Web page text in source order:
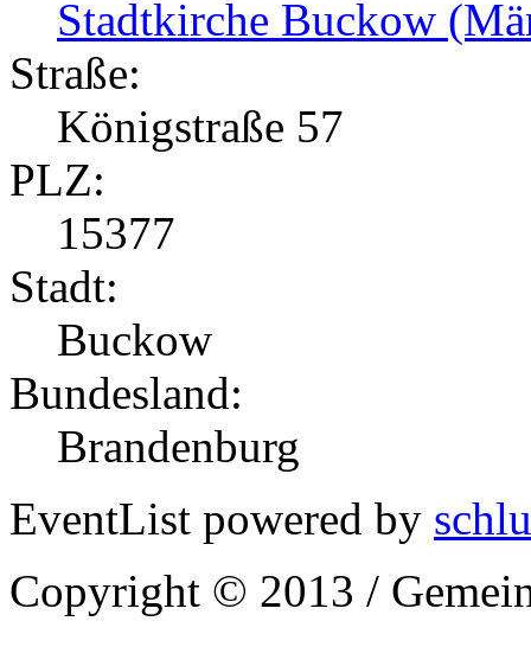
Stadtkirche Buckow
Straße:
Königstraße 57
PLZ:
15377
Stadt:
Buckow
Bundesland:
Brandenburg
EventList powered by
Copyright © 2013 /